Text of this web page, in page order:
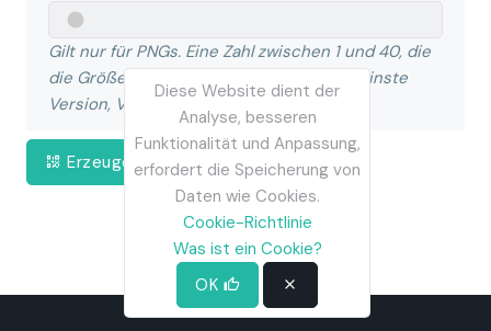
Gilt nur für PNGs. Eine Zahl zwischen 1 und 40, die
die Größe des QR-Codes steuert (die kleinste
Version, Version 1, ist eine 21 x 21-Matrix).
Erzeugen
Diese Website dient der
Analyse, besseren
Funktionalität und Anpassung,
erfordert die Speicherung von
Daten wie Cookies.
Cookie-Richtlinie
Was ist ein Cookie?
OK